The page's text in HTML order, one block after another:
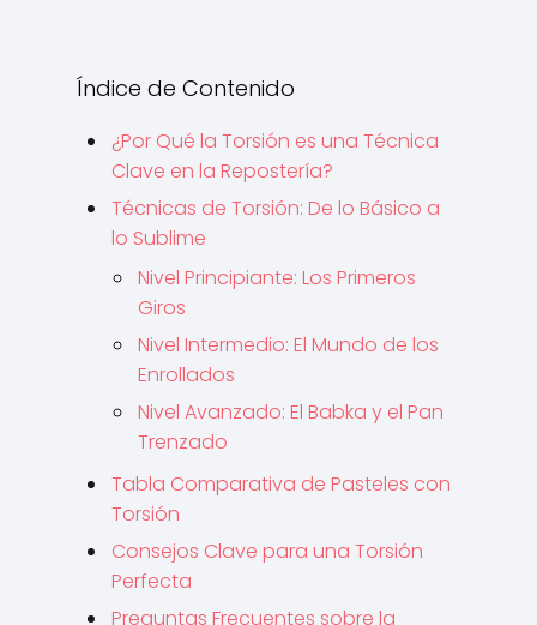
Índice de Contenido
¿Por Qué la Torsión es una Técnica
Clave en la Repostería?
Técnicas de Torsión: De lo Básico a
lo Sublime
Nivel Principiante: Los Primeros
Giros
Nivel Intermedio: El Mundo de los
Enrollados
Nivel Avanzado: El Babka y el Pan
Trenzado
Tabla Comparativa de Pasteles con
Torsión
Consejos Clave para una Torsión
Perfecta
Preguntas Frecuentes sobre la